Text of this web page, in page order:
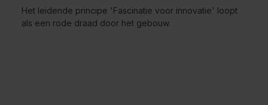
Het leidende principe 'Fascinatie voor innovatie' loopt
als een rode draad door het gebouw.